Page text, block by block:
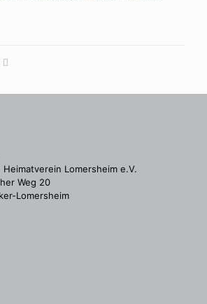
Heimatverein Lomersheim e.V.
Weg 20
Lomersheim